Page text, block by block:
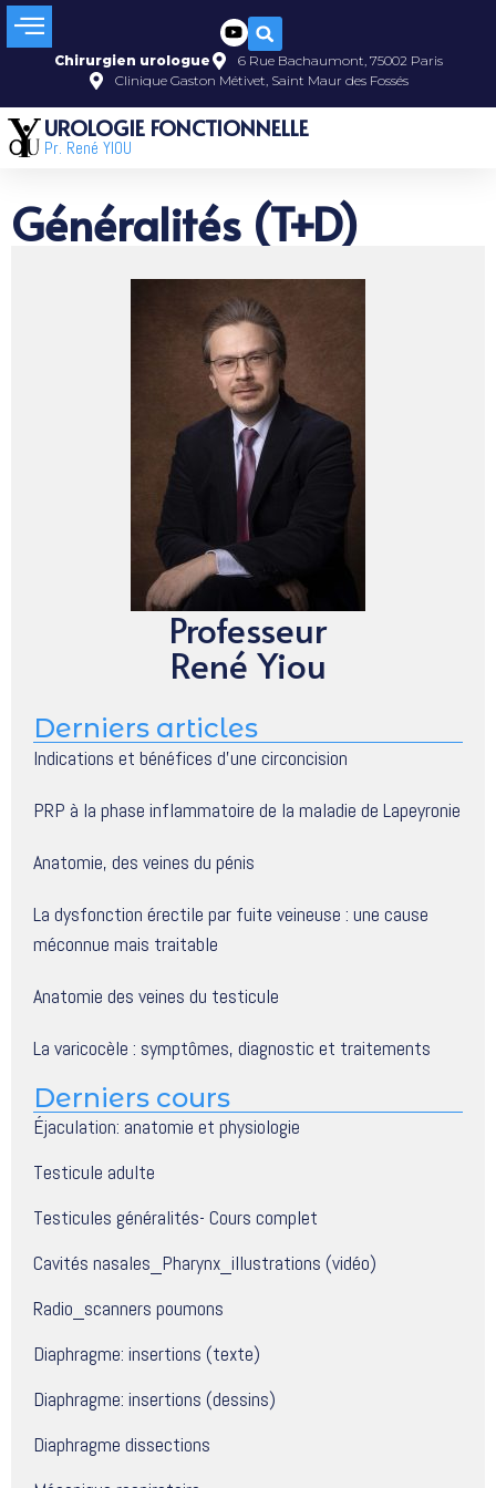
Chirurgien urologue
6 Rue Bachaumont, 75002 Paris
Clinique Gaston Métivet, Saint Maur des Fossés
UROLOGIE FONCTIONNELLE
Pr. René YIOU
Généralités (T+D)
Professeur
René Yiou
Derniers articles
Indications et bénéfices d’une circoncision
PRP à la phase inflammatoire de la maladie de Lapeyronie
Anatomie, des veines du pénis
La dysfonction érectile par fuite veineuse : une cause
méconnue mais traitable
Anatomie des veines du testicule
La varicocèle : symptômes, diagnostic et traitements
Derniers cours
Éjaculation: anatomie et physiologie
Testicule adulte
Testicules généralités- Cours complet
Cavités nasales_Pharynx_illustrations (vidéo)
Radio_scanners poumons
Diaphragme: insertions (texte)
Diaphragme: insertions (dessins)
Diaphragme dissections